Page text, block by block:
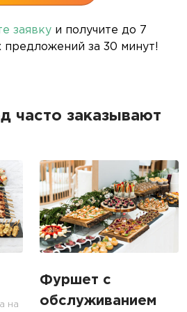
заявкуи получите до 7
предложений за 30 минут!
часто заказывают
на
Фуршет с
обслуживанием